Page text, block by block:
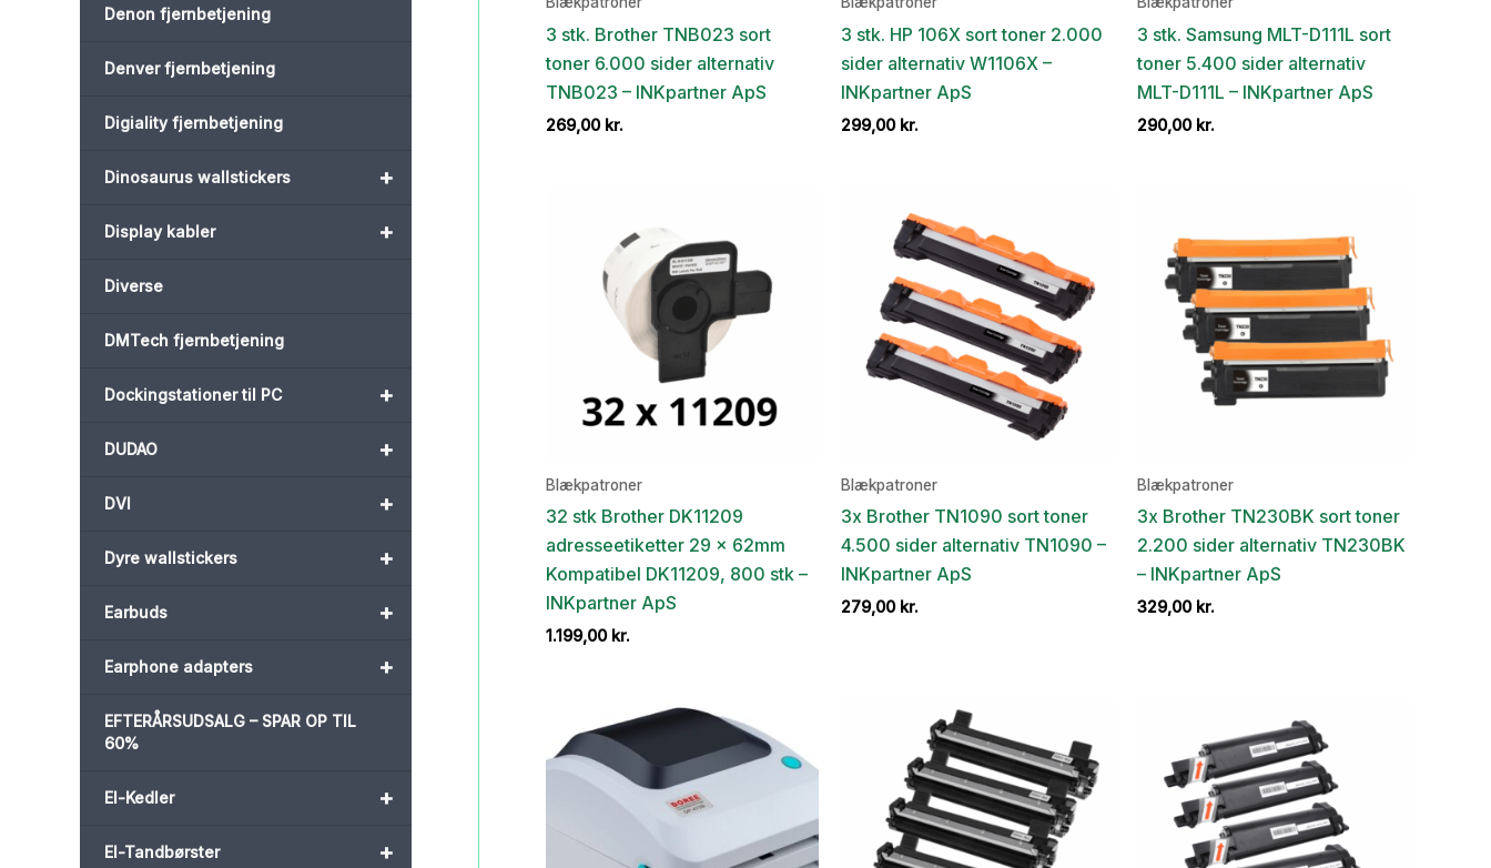
Denon fjernbetjening
Denver fjernbetjening
Digiality fjernbetjening
+
Dinosaurus wallstickers
+
Display kabler
Diverse
DMTech fjernbetjening
+
Dockingstationer til PC
+
DUDAO
+
DVI
+
Dyre wallstickers
+
Earbuds
+
Earphone adapters
EFTERÅRSUDSALG – SPAR OP TIL
60%
+
El-Kedler
+
El-Tandbørster
3 stk. Brother TNB023 sort
toner 6.000 sider alternativ
TNB023 – INKpartner ApS
269,00 kr.
3 stk. HP 106X sort toner 2.000
sider alternativ W1106X –
INKpartner ApS
299,00 kr.
3 stk. Samsung MLT-D111L sort
toner 5.400 sider alternativ
MLT-D111L – INKpartner ApS
290,00 kr.
Blækpatroner
32 stk Brother DK11209
adresseetiketter 29 x 62mm
Kompatibel DK11209, 800 stk –
INKpartner ApS
1.199,00 kr.
Blækpatroner
3x Brother TN1090 sort toner
4.500 sider alternativ TN1090 –
INKpartner ApS
279,00 kr.
Blækpatroner
3x Brother TN230BK sort toner
2.200 sider alternativ TN230BK
– INKpartner ApS
329,00 kr.